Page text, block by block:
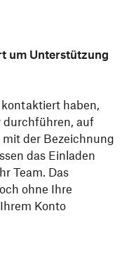
um Unterstützung
haben,
durchführen, auf
der Bezeichnung
das Einladen
Team. Das
ohne Ihre
Konto